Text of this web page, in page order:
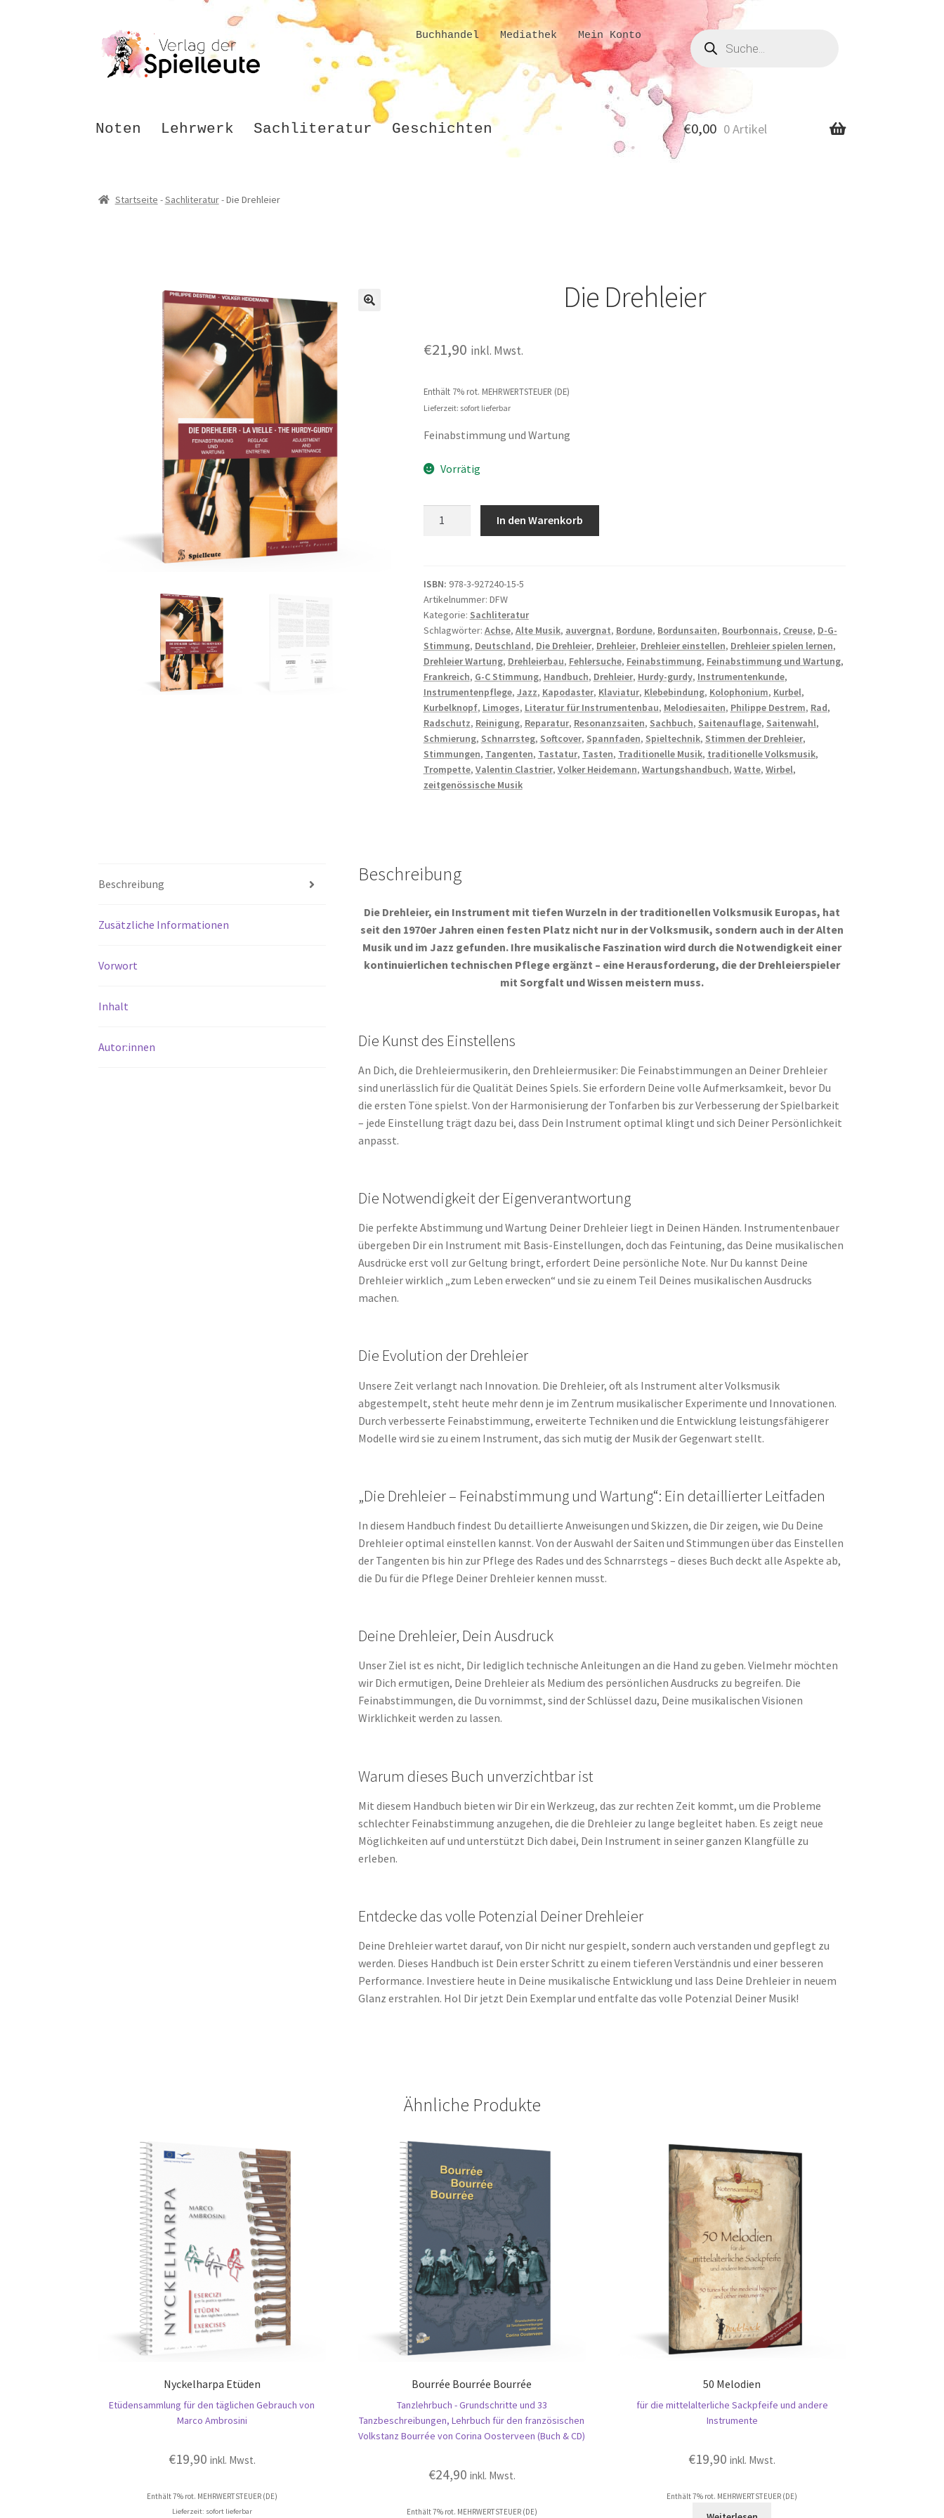
Zur
Navigation
springen
Zum
Inhalt
springen
Buchhandel Mediathek Mein Konto Produkte
suchen
Noten Lehrwerk Sachliteratur Geschichten €0,00 0 Artikel
Startseite -Sachliteratur-Die Drehleier
Die Drehleier
€21,90 inkl. Mwst.
Enthält 7% rot. MEHRWERTSTEUER (DE)
Lieferzeit: sofort lieferbar
Feinabstimmung und Wartung
Vorrätig
In den Warenkorb
ISBN: 978-3-927240-15-5
Artikelnummer: DFW
Kategorie: Sachliteratur
Schlagwörter: Achse, Alte Musik, auvergnat, Bordune, Bordunsaiten, Bourbonnais, Creuse, D-G-
Stimmung, Deutschland, Die Drehleier, Drehleier, Drehleier einstellen, Drehleier spielen lernen,
Drehleier Wartung, Drehleierbau, Fehlersuche, Feinabstimmung, Feinabstimmung und Wartung,
Frankreich, G-C Stimmung, Handbuch, Drehleier, Hurdy-gurdy, Instrumentenkunde,
Instrumentenpflege, Jazz, Kapodaster, Klaviatur, Klebebindung, Kolophonium, Kurbel,
Kurbelknopf, Limoges, Literatur für Instrumentenbau, Melodiesaiten, Philippe Destrem, Rad,
Radschutz, Reinigung, Reparatur, Resonanzsaiten, Sachbuch, Saitenauflage, Saitenwahl,
Schmierung, Schnarrsteg, Softcover, Spannfaden, Spieltechnik, Stimmen der Drehleier,
Stimmungen, Tangenten, Tastatur, Tasten, Traditionelle Musik, traditionelle Volksmusik,
Trompette, Valentin Clastrier, Volker Heidemann, Wartungshandbuch, Watte, Wirbel,
zeitgenössische Musik
Beschreibung
Zusätzliche Informationen
Vorwort
Inhalt
Autor:innen
Beschreibung
Die Drehleier, ein Instrument mit tiefen Wurzeln in der traditionellen Volksmusik Europas, hat
seit den 1970er Jahren einen festen Platz nicht nur in der Volksmusik, sondern auch in der Alten
Musik und im Jazz gefunden. Ihre musikalische Faszination wird durch die Notwendigkeit einer
kontinuierlichen technischen Pflege ergänzt – eine Herausforderung, die der Drehleierspieler
mit Sorgfalt und Wissen meistern muss.
Die Kunst des Einstellens
An Dich, die Drehleiermusikerin, den Drehleiermusiker: Die Feinabstimmungen an Deiner Drehleier
sind unerlässlich für die Qualität Deines Spiels. Sie erfordern Deine volle Aufmerksamkeit, bevor Du
die ersten Töne spielst. Von der Harmonisierung der Tonfarben bis zur Verbesserung der Spielbarkeit
– jede Einstellung trägt dazu bei, dass Dein Instrument optimal klingt und sich Deiner Persönlichkeit
anpasst.
Die Notwendigkeit der Eigenverantwortung
Die perfekte Abstimmung und Wartung Deiner Drehleier liegt in Deinen Händen. Instrumentenbauer
übergeben Dir ein Instrument mit Basis-Einstellungen, doch das Feintuning, das Deine musikalischen
Ausdrücke erst voll zur Geltung bringt, erfordert Deine persönliche Note. Nur Du kannst Deine
Drehleier wirklich „zum Leben erwecken“ und sie zu einem Teil Deines musikalischen Ausdrucks
machen.
Die Evolution der Drehleier
Unsere Zeit verlangt nach Innovation. Die Drehleier, oft als Instrument alter Volksmusik
abgestempelt, steht heute mehr denn je im Zentrum musikalischer Experimente und Innovationen.
Durch verbesserte Feinabstimmung, erweiterte Techniken und die Entwicklung leistungsfähigerer
Modelle wird sie zu einem Instrument, das sich mutig der Musik der Gegenwart stellt.
„Die Drehleier – Feinabstimmung und Wartung“: Ein detaillierter Leitfaden
In diesem Handbuch findest Du detaillierte Anweisungen und Skizzen, die Dir zeigen, wie Du Deine
Drehleier optimal einstellen kannst. Von der Auswahl der Saiten und Stimmungen über das Einstellen
der Tangenten bis hin zur Pflege des Rades und des Schnarrstegs – dieses Buch deckt alle Aspekte ab,
die Du für die Pflege Deiner Drehleier kennen musst.
Deine Drehleier, Dein Ausdruck
Unser Ziel ist es nicht, Dir lediglich technische Anleitungen an die Hand zu geben. Vielmehr möchten
wir Dich ermutigen, Deine Drehleier als Medium des persönlichen Ausdrucks zu begreifen. Die
Feinabstimmungen, die Du vornimmst, sind der Schlüssel dazu, Deine musikalischen Visionen
Wirklichkeit werden zu lassen.
Warum dieses Buch unverzichtbar ist
Mit diesem Handbuch bieten wir Dir ein Werkzeug, das zur rechten Zeit kommt, um die Probleme
schlechter Feinabstimmung anzugehen, die die Drehleier zu lange begleitet haben. Es zeigt neue
Möglichkeiten auf und unterstützt Dich dabei, Dein Instrument in seiner ganzen Klangfülle zu
erleben.
Entdecke das volle Potenzial Deiner Drehleier
Deine Drehleier wartet darauf, von Dir nicht nur gespielt, sondern auch verstanden und gepflegt zu
werden. Dieses Handbuch ist Dein erster Schritt zu einem tieferen Verständnis und einer besseren
Performance. Investiere heute in Deine musikalische Entwicklung und lass Deine Drehleier in neuem
Glanz erstrahlen. Hol Dir jetzt Dein Exemplar und entfalte das volle Potenzial Deiner Musik!
Ähnliche Produkte
Nyckelharpa Etüden
Etüdensammlung für den täglichen Gebrauch von
Marco Ambrosini
€19,90 inkl. Mwst.
Enthält 7% rot. MEHRWERTSTEUER (DE)
Lieferzeit: sofort lieferbar
Bourrée Bourrée Bourrée
Tanzlehrbuch - Grundschritte und 33
Tanzbeschreibungen, Lehrbuch für den französischen
Volkstanz Bourrée von Corina Oosterveen (Buch & CD)
€24,90 inkl. Mwst.
Enthält 7% rot. MEHRWERTSTEUER (DE)
50 Melodien
für die mittelalterliche Sackpfeife und andere
Instrumente
€19,90 inkl. Mwst.
Enthält 7% rot. MEHRWERTSTEUER (DE)